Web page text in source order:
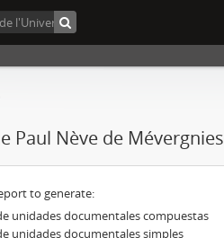
Paul Nève de Mévergnies
to generate:
unidades documentales compuestas
unidades documentales simples